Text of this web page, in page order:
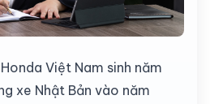
Việt Nam sinh năm
xe Nhật Bản vào năm